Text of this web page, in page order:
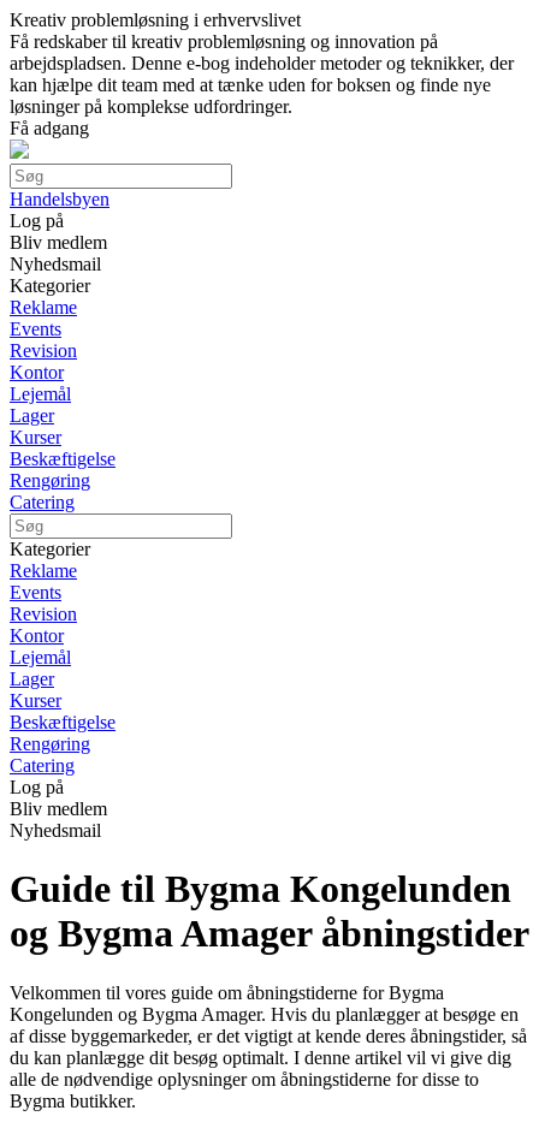
Kreativ problemløsning i erhvervslivet
Få redskaber til kreativ problemløsning og innovation på
arbejdspladsen. Denne e-bog indeholder metoder og teknikker, der
kan hjælpe dit team med at tænke uden for boksen og finde nye
løsninger på komplekse udfordringer.
Få adgang
Handelsbyen
Log på
Bliv medlem
Nyhedsmail
Kategorier
Reklame
Events
Revision
Kontor
Lejemål
Lager
Kurser
Beskæftigelse
Rengøring
Catering
Kategorier
Reklame
Events
Revision
Kontor
Lejemål
Lager
Kurser
Beskæftigelse
Rengøring
Catering
Log på
Bliv medlem
Nyhedsmail
Guide til Bygma Kongelunden
og Bygma Amager åbningstider
Velkommen til vores guide om åbningstiderne for Bygma
Kongelunden og Bygma Amager. Hvis du planlægger at besøge en
af disse byggemarkeder, er det vigtigt at kende deres åbningstider, så
du kan planlægge dit besøg optimalt. I denne artikel vil vi give dig
alle de nødvendige oplysninger om åbningstiderne for disse to
Bygma butikker.